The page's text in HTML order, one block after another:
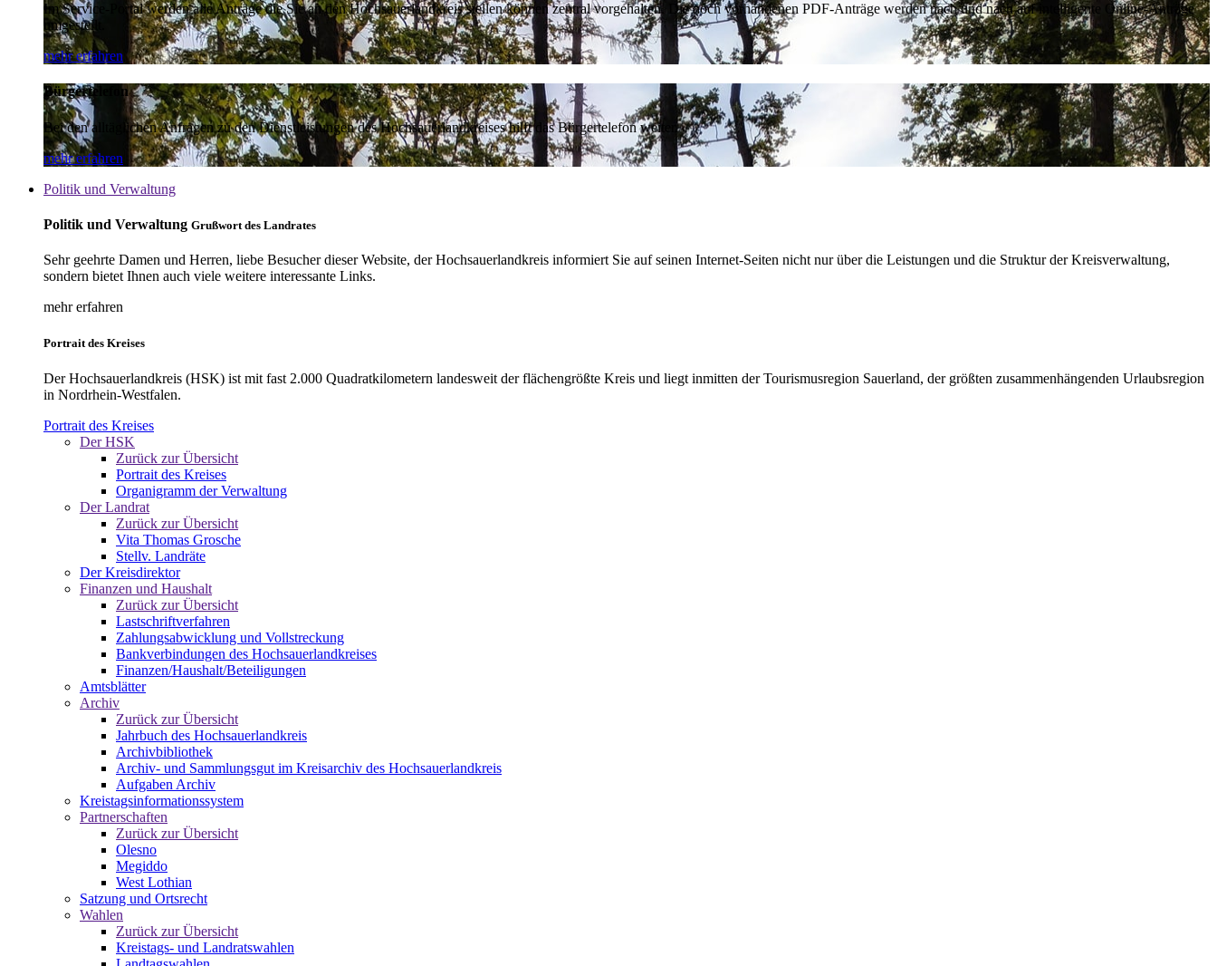
Im Service-Portal werden alle Anträge die Sie an den Hochsauerlandkreis stellen können zentral vorgehalten. Die noch vorhandenen PDF-Anträge werden nach und nach auf intelligente Online-Anträge
umgestellt.
mehr erfahren
Bürgertelefon
Bei den alltäglichen Anfragen zu den Dienstleistungen des Hochsauerlandkreises hilft das Bürgertelefon weiter.
mehr erfahren
Politik und Verwaltung
Politik und Verwaltung Grußwort des Landrates
Sehr geehrte Damen und Herren, liebe Besucher dieser Website, der Hochsauerlandkreis informiert Sie auf seinen Internet-Seiten nicht nur über die Leistungen und die Struktur der Kreisverwaltung,
sondern bietet Ihnen auch viele weitere interessante Links.
mehr erfahren
Portrait des Kreises
Der Hochsauerlandkreis (HSK) ist mit fast 2.000 Quadratkilometern landesweit der flächengrößte Kreis und liegt inmitten der Tourismusregion Sauerland, der größten zusammenhängenden Urlaubsregion
in Nordrhein-Westfalen.
Portrait des Kreises
Der HSK
Zurück zur Übersicht
Portrait des Kreises
Organigramm der Verwaltung
Der Landrat
Zurück zur Übersicht
Vita Thomas Grosche
Stellv. Landräte
Der Kreisdirektor
Finanzen und Haushalt
Zurück zur Übersicht
Lastschriftverfahren
Zahlungsabwicklung und Vollstreckung
Bankverbindungen des Hochsauerlandkreises
Finanzen/Haushalt/Beteiligungen
Amtsblätter
Archiv
Zurück zur Übersicht
Jahrbuch des Hochsauerlandkreis
Archivbibliothek
Archiv- und Sammlungsgut im Kreisarchiv des Hochsauerlandkreis
Aufgaben Archiv
Kreistagsinformationssystem
Partnerschaften
Zurück zur Übersicht
Olesno
Megiddo
West Lothian
Satzung und Ortsrecht
Wahlen
Zurück zur Übersicht
Kreistags- und Landratswahlen